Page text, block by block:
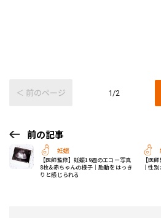
＜ 前のページ 1/2
前の記事
妊娠
【医師監修】妊娠19週のエコー写真
8枚&赤ちゃんの様子｜胎動をはっき
りと感じられる
【医
｜性